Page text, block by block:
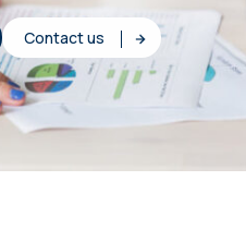
Contact us